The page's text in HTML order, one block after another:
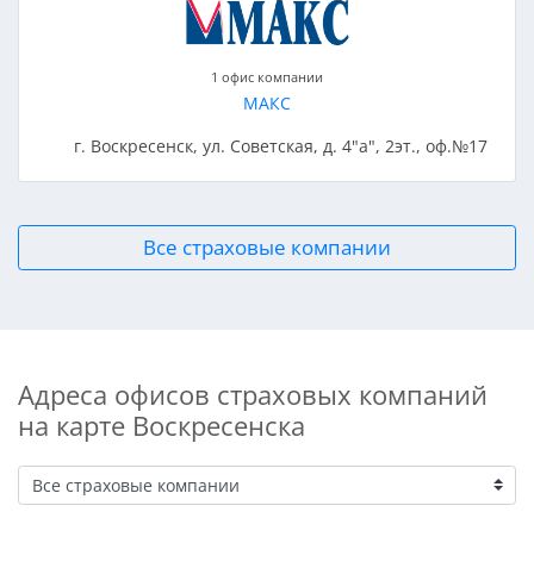
1 офис компании
МАКС
г. Воскресенск, ул. Советская, д. 4"а", 2эт., оф.№17
Все страховые компании
Адреса офисов страховых компаний
на карте Воскресенска